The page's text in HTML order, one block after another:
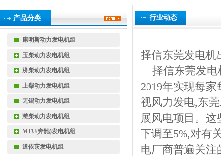
产品分类
康明斯动力发电机组
玉柴动力发电机组
济柴动力发电机组
上柴动力发电机组
无锡动力发电机组
潍柴动力发电机组
MTU(奔驰)发电机组
道依茨发电机组
行业动态
择信东莞发电机
择信东莞发电
2019年实现每家
视风力发电,东
展风电项目。
下调至5%,对有
电厂商普遍关注